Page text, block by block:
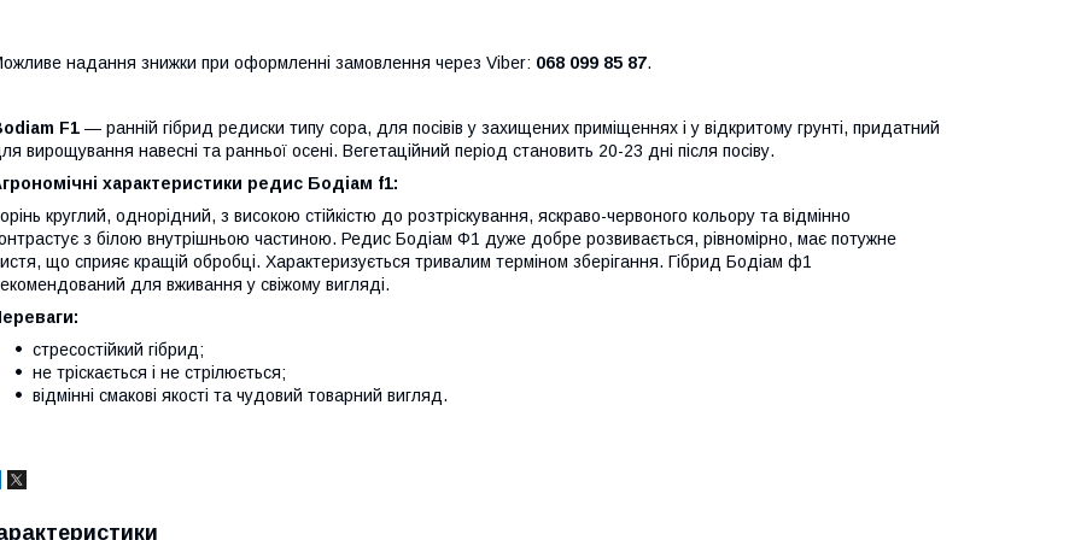
надання знижки при оформленні замовлення через Viber: 068 099 85 87.
F1 — ранній гібрид редиски типу сора, для посівів у захищених приміщеннях і у відкритому грунті, придатний
вирощування навесні та ранньої осені. Вегетаційний період становить 20-23 дні після посіву.
характеристики редис Бодіам f1:
круглий, однорідний, з високою стійкістю до розтріскування, яскраво-червоного кольору та відмінно
з білою внутрішньою частиною. Редис Бодіам Ф1 дуже добре розвивається, рівномірно, має потужне
що сприяє кращій обробці. Характеризується тривалим терміном зберігання. Гібрид Бодіам ф1
для вживання у свіжому вигляді.
стресостійкий гібрид;
не тріскається і не стрілюється;
відмінні смакові якості та чудовий товарний вигляд.